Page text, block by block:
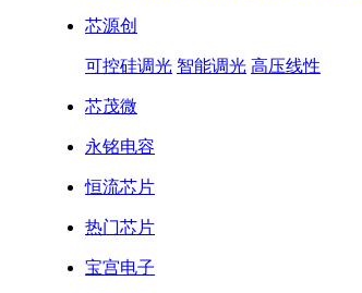
芯源创
可控硅调光 智能调光 高压线性
芯茂微
永铭电容
恒流芯片
热门芯片
宝宫电子